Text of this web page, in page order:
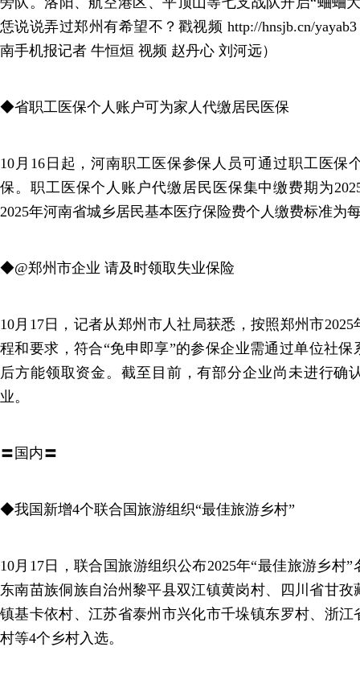
恁说说弄过郑州有希望不？戳视频 http://hnsjb.cn/
南手机报记者 牛恒烜 视频 赵丹心 刘河远）
◆省职工医保个人账户可为家人代缴居民医保
10月16日起，河南职工医保参保人员可通过职工医保
保。职工医保个人账户代缴居民医保集中缴费期为
2025年河南省城乡居民基本医疗保险费个人缴费标准为
◆@郑州市企业 请及时领取失业保险
10月17日，记者从郑州市人社局获悉，按照郑州市
程和要求，符合“免申即享”的参保企业需通过单位社
后方能领取资金。截至目前，有部分企业尚未进行确
业。
〓国内〓
◆我国新增4个联合国旅游组织“最佳旅游乡村”
10月17日，联合国旅游组织公布2025年“最佳旅游乡村
东南苗族侗族自治州黎平县双江镇黄岗村、四川省甘
镇基卡依村、江苏省泰州市兴化市千垛镇东罗村、浙
村等4个乡村入选。